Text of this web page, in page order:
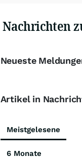
Nachrichten
Neueste
Artikel in
Meistgelesene
6 Monate